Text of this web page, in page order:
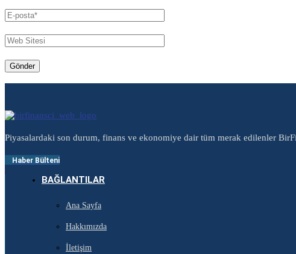
Piyasalardaki son durum, finans ve ekonomiye dair tüm merak edilenler
Haber Bülteni
BAĞLANTILAR
Ana Sayfa
Hakkımızda
İletişim